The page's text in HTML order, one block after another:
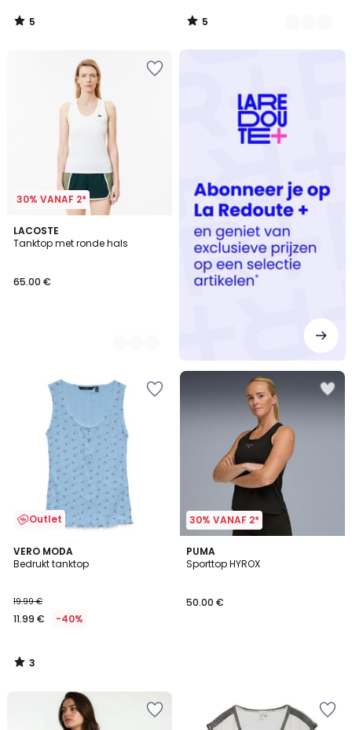
5
/
5
/
30% VANAF 2*
LACOSTE
Tanktop met ronde hals
65.00 €
2
Kleuren
Outlet
VERO MODA
Bedrukt tanktop
19.99 €
11.99 € -40%
3
/
3
/
30% VANAF 2*
PUMA
Sporttop HYROX
50.00 €